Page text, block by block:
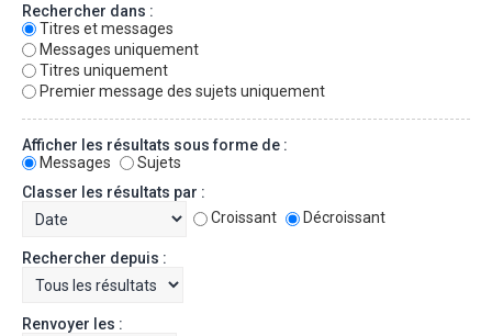
Rechercher dans :
Titres et messages
Messages uniquement
Titres uniquement
Premier message des sujets uniquement
Afficher les résultats sous forme de :
Messages
Sujets
Classer les résultats par :
Croissant
Décroissant
Rechercher depuis :
Renvoyer les :